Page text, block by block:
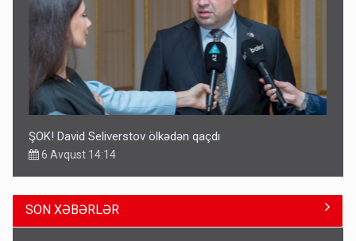
ŞOK! David Seliverstov ölkədən qaçdı
6 Avqust 14:14
SON XƏBƏRLƏR